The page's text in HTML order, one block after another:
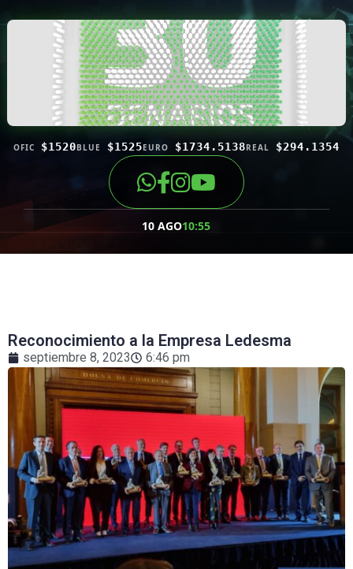
OFIC $1520BLUE $1525EURO $1734.5138REAL $294.1354
10 AGO10:55
Reconocimiento a la Empresa Ledesma
septiembre 8, 2023 6:46 pm